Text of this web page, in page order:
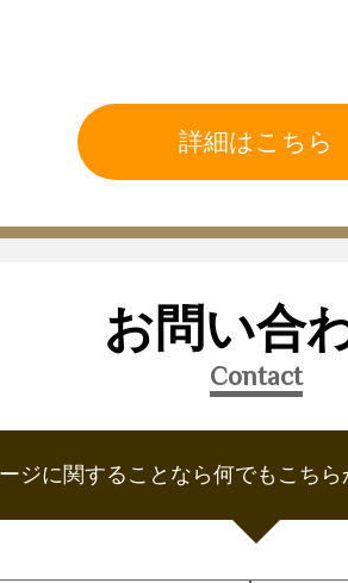
詳細はこちら
お問い合
Contact
ジに関することなら何でも こち